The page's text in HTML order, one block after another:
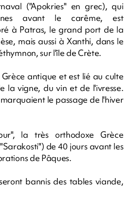
("Apokries" en grec), qui
avant le carême, est
à Patras, le grand port de la
mais aussi à Xanthi, dans le
sur l'île de Crète.
antique et est lié au culte
la vigne, du vin et de l'ivresse.
le passage de l'hiver
la très orthodoxe Grèce
de 40 jours avant les
de Pâques.
bannis des tables viande,